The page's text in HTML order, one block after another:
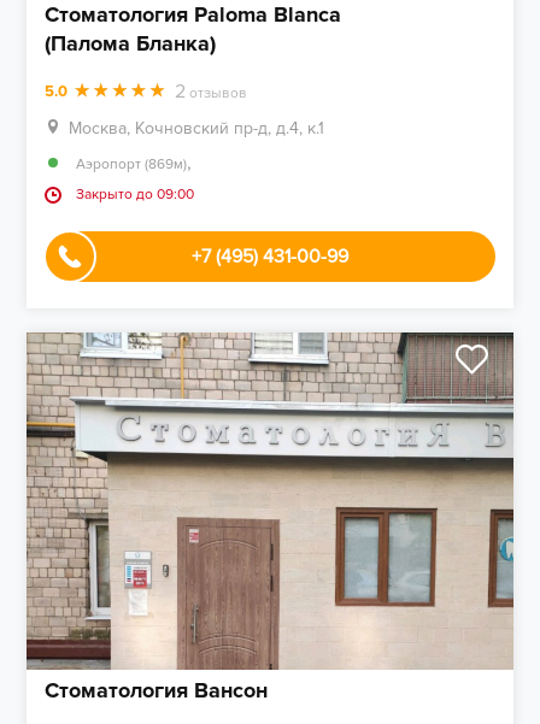
Стоматология Paloma Blanca
(Палома Бланка)
5.0 2 отзывов
Москва, Кочновский пр-д, д.4, к.1
Аэропорт (869м),
Закрыто до 09:00
+7 (495) 431-00-99
Стоматология Вансон